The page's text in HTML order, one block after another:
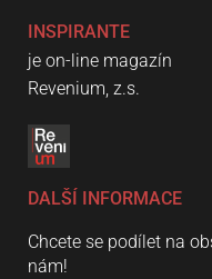
INSPIRANTE
je on-line magazín
Revenium, z.s.
DALŠÍ INFORMACE
Chcete se podílet na
nám!